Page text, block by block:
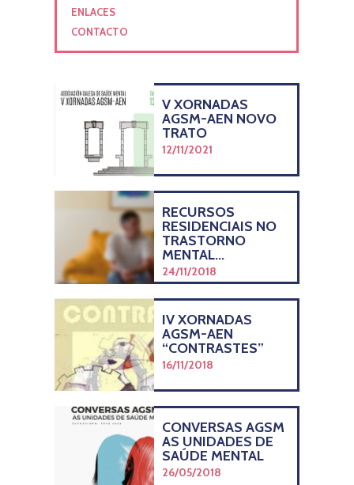
ENLACES
CONTACTO
V XORNADAS
AGSM-AEN NOVO
TRATO
12/11/2021
RECURSOS
RESIDENCIAIS NO
TRASTORNO
MENTAL...
24/11/2018
IV XORNADAS
AGSM-AEN
“CONTRASTES”
16/11/2018
CONVERSAS AGSM
AS UNIDADES DE
SAÚDE MENTAL
26/05/2018